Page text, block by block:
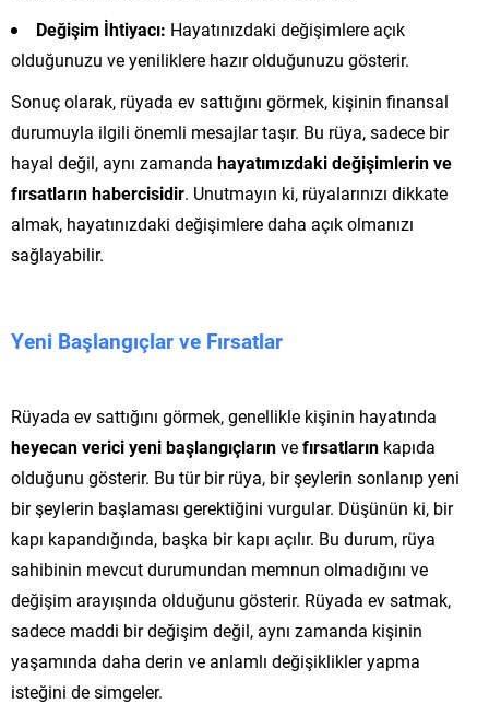
Değişim İhtiyacı: Hayatınızdaki değişimlere açık
olduğunuzu ve yeniliklere hazır olduğunuzu gösterir.
Sonuç olarak, rüyada ev sattığını görmek, kişinin finansal
durumuyla ilgili önemli mesajlar taşır. Bu rüya, sadece bir
hayal değil, aynı zamanda hayatımızdaki değişimlerin ve
fırsatların habercisidir. Unutmayın ki, rüyalarınızı dikkate
almak, hayatınızdaki değişimlere daha açık olmanızı
sağlayabilir.
Yeni Başlangıçlar ve Fırsatlar
Rüyada ev sattığını görmek, genellikle kişinin hayatında
heyecan verici yeni başlangıçlarınvefırsatların kapıda
olduğunu gösterir. Bu tür bir rüya, bir şeylerin sonlanıp yeni
bir şeylerin başlaması gerektiğini vurgular. Düşünün ki, bir
kapı kapandığında, başka bir kapı açılır. Bu durum, rüya
sahibinin mevcut durumundan memnun olmadığını ve
değişim arayışında olduğunu gösterir. Rüyada ev satmak,
sadece maddi bir değişim değil, aynı zamanda kişinin
yaşamında daha derin ve anlamlı değişiklikler yapma
isteğini de simgeler.